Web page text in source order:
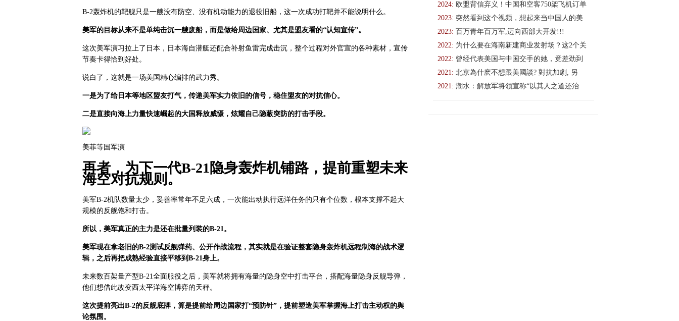
B-2轰炸机的靶舰只是一艘没有防空、没有机动能力的退役旧船，这一次成功打靶并不能说明什么。
美军的目标从来不是单纯击沉一艘废船，而是做给周边国家、尤其是盟友看的“认知宣传”。
这次美军演习拉上了日本，日本海自潜艇还配合补射鱼雷完成击沉，整个过程对外官宣的各种素材，宣传
节奏卡得恰到好处。
说白了，这就是一场美国精心编排的武力秀。
一是为了给日本等地区盟友打气，传递美军实力依旧的信号，稳住盟友的对抗信心。
二是直接向海上力量快速崛起的大国释放威慑，炫耀自己隐蔽突防的打击手段。
美菲等国军演
再者，为下一代B-21隐身轰炸机铺路，提前重塑未来
海空对抗规则。
美军B-2机队数量太少，妥善率常年不足六成，一次能出动执行远洋任务的只有个位数，根本支撑不起大
规模的反舰饱和打击。
所以，美军真正的主力是还在批量列装的B-21。
美军现在拿老旧的B-2测试反舰弹药、公开作战流程，其实就是在验证整套隐身轰炸机远程制海的战术逻
辑，之后再把成熟经验直接平移到B-21身上。
未来数百架量产型B-21全面服役之后，美军就将拥有海量的隐身空中打击平台，搭配海量隐身反舰导弹，
他们想借此改变西太平洋海空博弈的天秤。
这次提前亮出B-2的反舰底牌，算是提前给周边国家打“预防针”，提前塑造美军掌握海上打击主动权的舆
论氛围。
2024: 欧盟背信弃义！中国和空客750架飞机订单
2023: 突然看到这个视频，想起来当中国人的美
2023: 百万青年百万军,迈向西部大开发!!!
2022: 为什么要在海南新建商业发射场？这2个关
2022: 曾经代表美国与中国交手的她，竟差劲到
2021: 北京為什麽不想跟美國談? 對抗加劇, 另
2021: 潮水：解放军将领宣称“以其人之道还治